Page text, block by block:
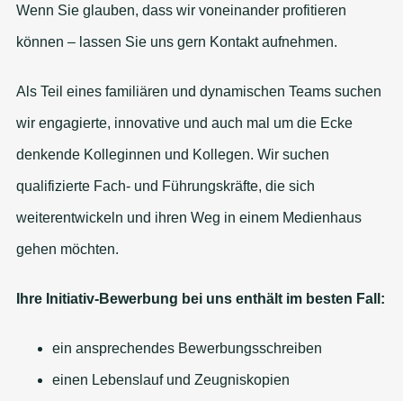
Wenn Sie glauben, dass wir voneinander profitieren
können – lassen Sie uns gern Kontakt aufnehmen.
Als Teil eines familiären und dynamischen Teams suchen
wir engagierte, innovative und auch mal um die Ecke
denkende Kolleginnen und Kollegen. Wir suchen
qualifizierte Fach- und Führungskräfte, die sich
weiterentwickeln und ihren Weg in einem Medienhaus
gehen möchten.
Ihre Initiativ-Bewerbung bei uns enthält im besten Fall:
ein ansprechendes Bewerbungsschreiben
einen Lebenslauf und Zeugniskopien